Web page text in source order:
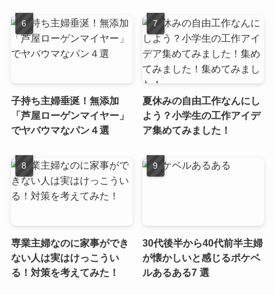
子持ち主婦垂涎！無添加
「芦屋ローゲンマイヤー」
でヤバウマなパン４選
夏休みの自由工作なんにし
よう？小学生の工作アイデ
ア集めてみました！
専業主婦なのに家事ができ
ない人は実はけっこうい
る！対策を考えてみた！
30代後半から40代前半主婦
が懐かしいと感じるポケベ
ルあるある7 選